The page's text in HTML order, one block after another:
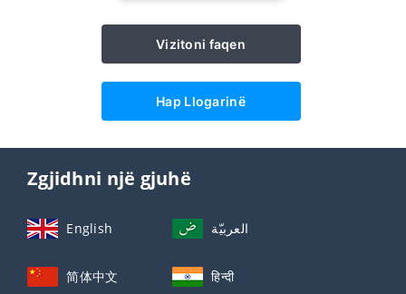
Vizitoni faqen
Hap Llogarinë
Zgjidhni një gjuhë
English العربيّة
简体中文 हिन्दी